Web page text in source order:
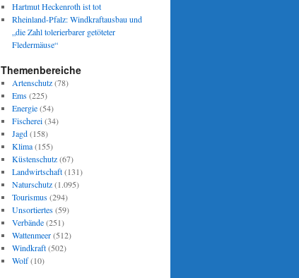
Hartmut Heckenroth ist tot
Rheinland-Pfalz: Windkraftausbau und
„die Zahl tolerierbarer getöteter
Fledermäuse“
Themenbereiche
Artenschutz(78)
Ems(225)
Energie(54)
Fischerei(34)
Jagd(158)
Klima(155)
Küstenschutz(67)
Landwirtschaft(131)
Naturschutz(1.095)
Tourismus(294)
Unsortiertes(59)
Verbände(251)
Wattenmeer(512)
Windkraft(502)
Wolf(10)